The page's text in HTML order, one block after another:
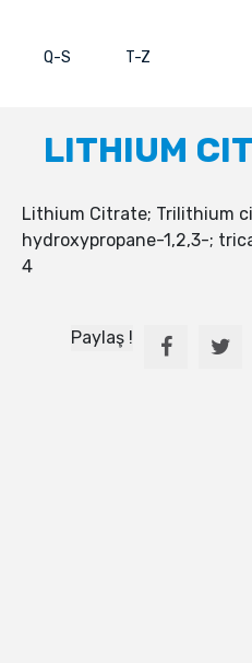
Q-S T-Z
LITHIUM
Lithium Citrate; Trilithium
hydroxypropane-1,2,3-;
4
Paylaş !